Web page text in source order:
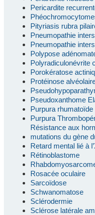
Pericardite
Pityriasis rubra
Pneumopathie
Pneumopathie
Polypose
Polyradiculonévrite
Porokératose
Protéinose
Pseudoxanthome
Purpura rhumatoïde
Purpura
Résistance aux
mutations du gène
Retard mental lié à
Rétinoblastome
Rosacée oculaire
Sarcoïdose
Schwanomatose
Sclérodermie
Sclérose latérale